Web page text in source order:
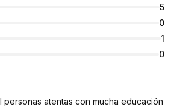
5
0
1
0
atentas con mucha educación